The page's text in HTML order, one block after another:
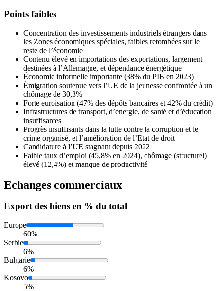
Points faibles
Concentration des investissements industriels étrangers dans
les Zones économiques spéciales, faibles retombées sur le
reste de l’économie
Contenu élevé en importations des exportations, largement
destinées à l’Allemagne, et dépendance énergétique
Économie informelle importante (38% du PIB en 2023)
Émigration soutenue vers l’UE de la jeunesse confrontée à un
chômage de 30,3%
Forte euroisation (47% des dépôts bancaires et 42% du crédit)
Infrastructures de transport, d’énergie, de santé et d’éducation
insuffisantes
Progrès insuffisants dans la lutte contre la corruption et le
crime organisé, et l’amélioration de l’Etat de droit
Candidature à l’UE stagnant depuis 2022
Faible taux d’emploi (45,8% en 2024), chômage (structurel)
élevé (12,4%) et manque de productivité
Echanges commerciaux
Exportdes biens en % du total
Europe
60%
Serbie
6%
Bulgarie
6%
Kosovo
5%